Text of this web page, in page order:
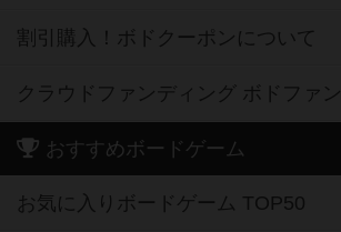
割引購入！ボドクーポンについて
クラウドファンディング ボドファン
おすすめボードゲーム
お気に入りボードゲーム TOP50